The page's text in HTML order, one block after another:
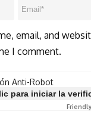
email, and
I comment.
Anti-Robot
para iniciar la
Friendly